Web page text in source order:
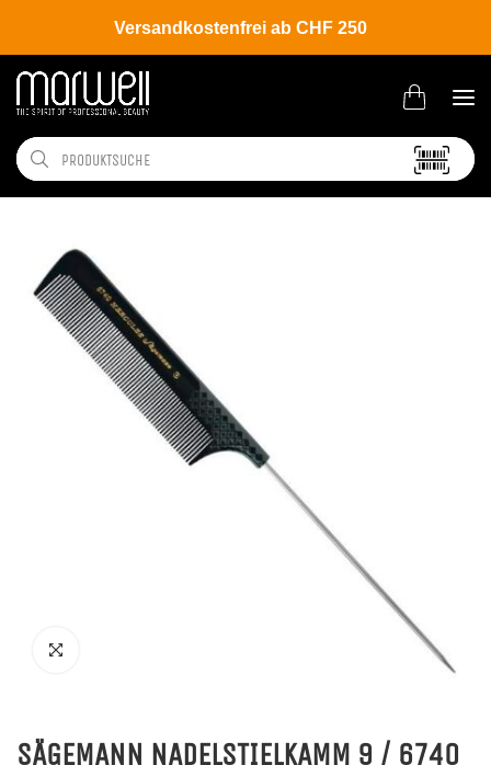
Versandkostenfrei ab CHF 250
Shop Tools Bürsten | Kämme Kämme
SÄGEMANN NADELSTIELKAMM 9 / 6740